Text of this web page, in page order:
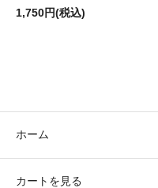
1,750円(税込)
ホーム
カートを見る